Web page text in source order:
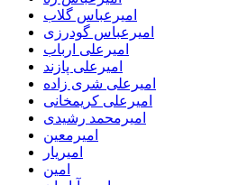
امیرعباس گلاب
امیرعباس گودرزی
امیرعلی ارباب
امیرعلی پازند
امیرعلی شری زاده
امیرعلی کریمخانی
امیرمحمد رشیدی
امیرمعین
امیریار
امین